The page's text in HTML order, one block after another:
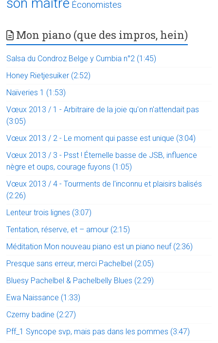
Économistes
Mon piano (que des impros, hein)
Salsa du Condroz Belge y Cumbia n°2 (1:45)
Honey Rietjesuiker (2:52)
Naïveries 1 (1:53)
Vœux 2013 / 1 - Arbitraire de la joie qu'on n'attendait pas
(3:05)
Vœux 2013 / 2 - Le moment qui passe est unique (3:04)
Vœux 2013 / 3 - Psst ! Éternelle basse de JSB, influence
nègre et oups, courage fuyons (1:05)
Vœux 2013 / 4 - Tourments de l'inconnu et plaisirs balisés
(2:26)
Lenteur trois lignes (3:07)
Tentation, réserve, et – amour (2:15)
Méditation Mon nouveau piano est un piano neuf (2:36)
Presque sans erreur, merci Pachelbel (2:05)
Bluesy Pachelbel & Pachelbelly Blues (2:29)
Ewa Naissance (1:33)
Czerny badine (2:27)
Pff_1 Syncope svp, mais pas dans les pommes (3:47)